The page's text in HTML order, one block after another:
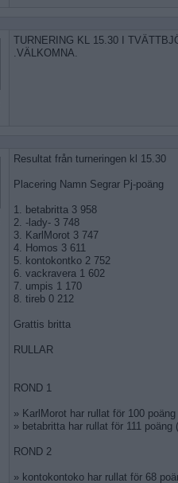
TURNERING KL 15.30 I
.VÄLKOMNA.
Resultat från turneringen kl 15.30
Placering Namn Segrar Pj-poäng
1. betabritta 3 958
2. -lady- 3 748
3. KarlMorot 3 747
4. Homos 3 611
5. kontokontko 2 752
6. vackravera 1 602
7. umpis 1 170
8. tireb 0 212
Grattis britta
RULLAR
ROND 1
» KarlMorot har rullat för 100
» betabritta har rullat för 111 poäng
ROND 2
» kontokontoko har rullat för 68